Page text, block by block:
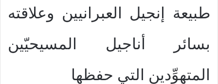
طبيعة إنجيل العبرانيين وعلاقته
بسائر أناجيل المسيحيّين
المتهوِّدين التي حفظها